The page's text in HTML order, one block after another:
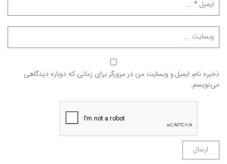
ذخیره نام، ایمیل و وبسایت من در مرورگر برای زمانی که دوباره دیدگاهی
می‌نویسم.